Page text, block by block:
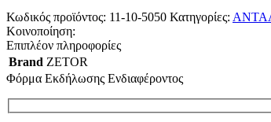
Κωδικός προϊόντος: 11-10-5050 Κατηγορίες:
Κοινοποίηση:
Επιπλέον πληροφορίες
Brand ZETOR
Φόρμα Εκδήλωσης Ενδιαφέροντος